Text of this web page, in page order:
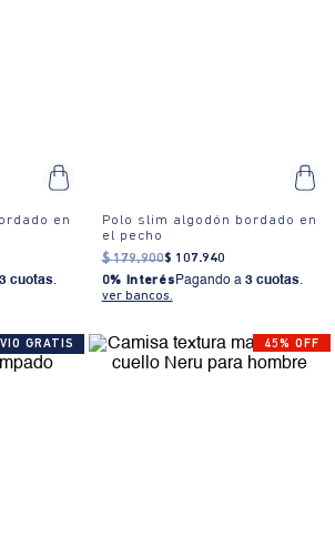
en
3 cuotas.
Polo slim algodón bordado en
el pecho
$ 179.900$ 107.940
0% Interés Pagando a 3 cuotas.
ver bancos.
GRATIS 45% OFF